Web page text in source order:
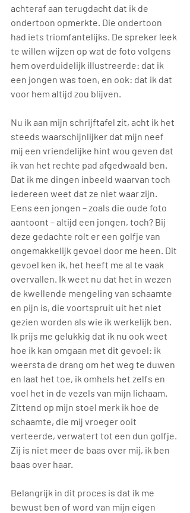
achteraf aan terugdacht dat ik de
ondertoon opmerkte. Die ondertoon
had iets triomfantelijks. De spreker leek
te willen wijzen op wat de foto volgens
hem overduidelijk illustreerde: dat ik
een jongen was toen, en ook: dat ik dat
voor hem altijd zou blijven.
Nu ik aan mijn schrijftafel zit, acht ik het
steeds waarschijnlijker dat mijn neef
mij een vriendelijke hint wou geven dat
ik van het rechte pad afgedwaald ben.
Dat ik me dingen inbeeld waarvan toch
iedereen weet dat ze niet waar zijn.
Eens een jongen – zoals die oude foto
aantoont – altijd een jongen, toch? Bij
deze gedachte rolt er een golfje van
ongemakkelijk gevoel door me heen. Dit
gevoel ken ik, het heeft me al te vaak
overvallen. Ik weet nu dat het in wezen
de kwellende mengeling van schaamte
en pijn is, die voortspruit uit het niet
gezien worden als wie ik werkelijk ben.
Ik prijs me gelukkig dat ik nu ook weet
hoe ik kan omgaan met dit gevoel: ik
weersta de drang om het weg te duwen
en laat het toe, ik omhels het zelfs en
voel het in de vezels van mijn lichaam.
Zittend op mijn stoel merk ik hoe de
schaamte, die mij vroeger ooit
verteerde, verwatert tot een dun golfje.
Zij is niet meer de baas over mij, ik ben
baas over haar.
Belangrijk in dit proces is dat ik me
bewust ben of word van mijn eigen